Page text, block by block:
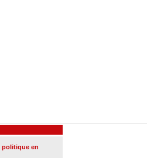
politique en